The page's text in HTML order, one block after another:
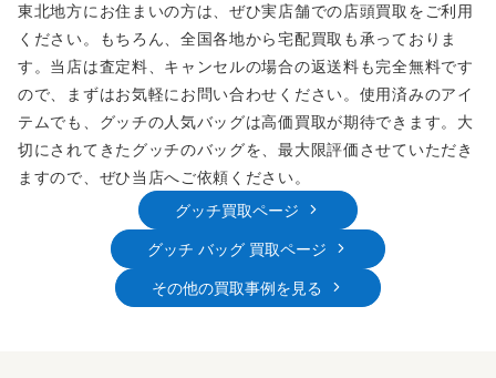
東北地方にお住まいの方は、ぜひ実店舗での店頭買取をご利用
ください。もちろん、全国各地から宅配買取も承っておりま
す。当店は査定料、キャンセルの場合の返送料も完全無料です
ので、まずはお気軽にお問い合わせください。使用済みのアイ
テムでも、グッチの人気バッグは高価買取が期待できます。大
切にされてきたグッチのバッグを、最大限評価させていただき
ますので、ぜひ当店へご依頼ください。
グッチ買取ページ
グッチ バッグ 買取ページ
その他の買取事例を見る